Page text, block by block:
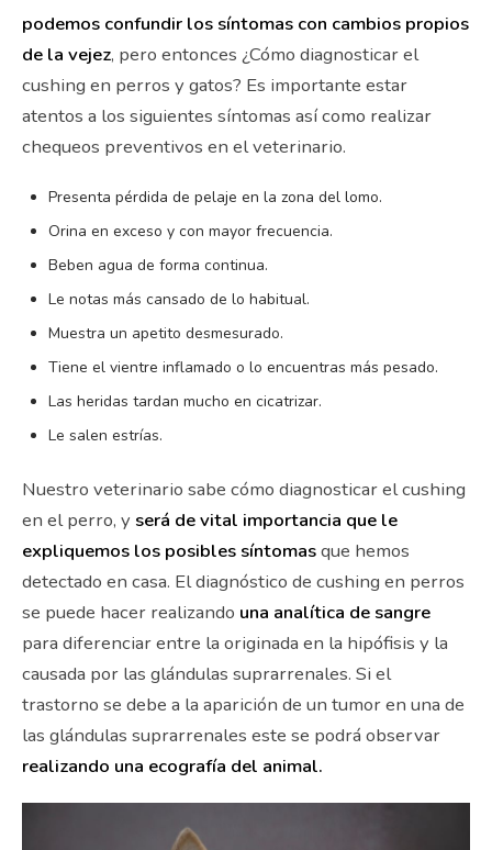
podemos confundir los síntomas con cambios propios
de la vejez, pero entonces ¿Cómo diagnosticar el
cushing en perros y gatos? Es importante estar
atentos a los siguientes síntomas así como realizar
chequeos preventivos en el veterinario.
Presenta pérdida de pelaje en la zona del lomo.
Orina en exceso y con mayor frecuencia.
Beben agua de forma continua.
Le notas más cansado de lo habitual.
Muestra un apetito desmesurado.
Tiene el vientre inflamado o lo encuentras más pesado.
Las heridas tardan mucho en cicatrizar.
Le salen estrías.
Nuestro veterinario sabe cómo diagnosticar el cushing
en el perro, y será de vital importancia que le
expliquemos los posibles síntomasque hemos
detectado en casa. El diagnóstico de cushing en perros
se puede hacer realizando una analítica de sangre
para diferenciar entre la originada en la hipófisis y la
causada por las glándulas suprarrenales. Si el
trastorno se debe a la aparición de un tumor en una de
las glándulas suprarrenales este se podrá observar
realizando una ecografía del animal.